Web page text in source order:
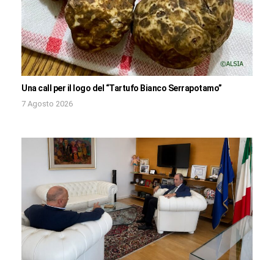
Una call per il logo del “Tartufo Bianco Serrapotamo”
7 Agosto 2026